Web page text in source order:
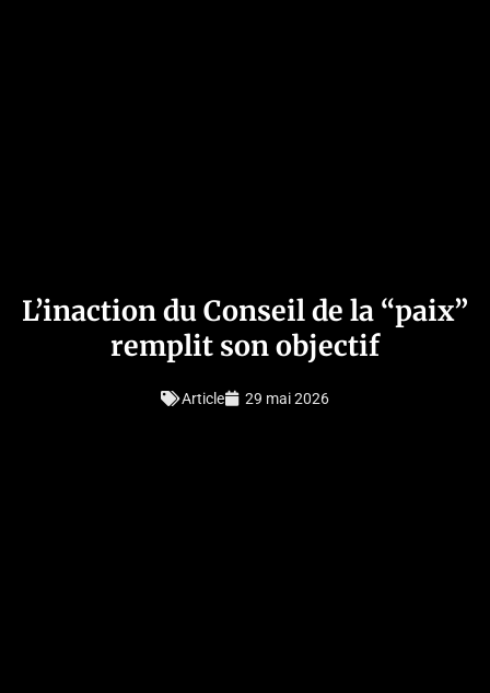
L’inaction du Conseil de la “paix”
remplit son objectif
Article 29 mai 2026